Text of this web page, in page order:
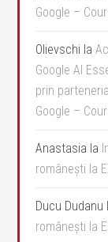
Google –
Olievschi la
Google AI
prin
Google –
Anastasia la
românești la
Ducu Dudanu
românești la